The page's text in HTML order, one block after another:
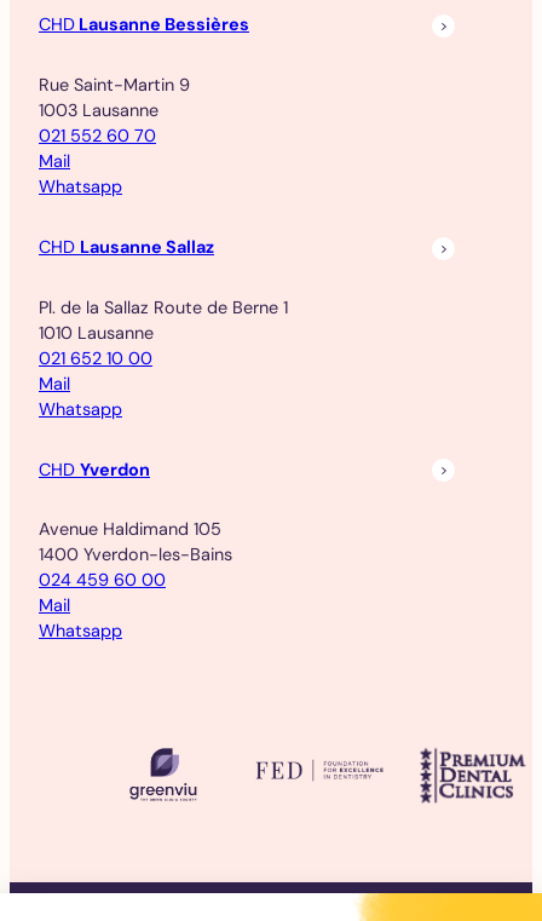
CHD Lausanne Bessières
Rue Saint-Martin 9
1003 Lausanne
021 552 60 70
Mail
Whatsapp
CHD Lausanne Sallaz
Pl. de la Sallaz Route de Berne 1
1010 Lausanne
021 652 10 00
Mail
Whatsapp
CHD Yverdon
Avenue Haldimand 105
1400 Yverdon-les-Bains
024 459 60 00
Mail
Whatsapp